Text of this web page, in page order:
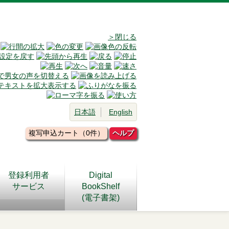
＞閉じる
日本語 English
複写申込カート（0件） ヘルプ
登録利用者
サービス
Digital
BookShelf
(電子書架)